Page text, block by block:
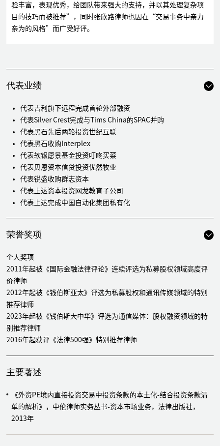
验丰富，表现优秀，给团队带来强大的支持，并以其处理复杂项
目的技巧而被推荐”，同时张欣路律师也因在“交易事务中亲力
亲为的风格”而广受好评。
代表业绩
代表吉利旗下远程完成首轮外部融资
代表Silver Crest完成与Tims China的SPAC并购
代表黑石先后两轮投资世纪互联
代表黑石收购Interplex
代表软银愿景基金投资叮咚买菜
代表贝恩资本信贷投资优然牧业
代表锐盛收购群志资本
代表上达资本投资网龙教育子公司
代表上达完成中国自动化集团私有化
代表华平和祥峰先后两轮投资摩拜单车
代表中国太平投资京东金融
代表马来西亚国库控股投资菜鸟网络
代表全国社保基金投资蚂蚁金服
代表远东宏信投资易宝集团
代表迅雷完成E轮融资
代表锐盛上市前投资原生态牧业
代表祥峰投资91无线并最终出售给百度
代表海润影视进行人民币私募融资
代表崇德基金投资一化控股，并作为发行人中国律师为一化控股
香港上市提供法律服务
体纽交所上市提供法律服务
代表崇德基金和德国高仪投资中宇卫浴
代表IDG和Infiniti投资德信无线
荣誉奖项
个人奖项
2011年起被《国际金融法律评论》连续评选为私募股权领域高度评
价律师
2012年起被《钱伯斯亚太》评选为私募股权和通讯传媒领域的特别
推荐律师
2023年起被《钱伯斯大中华》评选为通信媒体：股权融资领域的特
别推荐律师
2016年起获评《法律500强》特别推荐律师
主要著述
《外资PE境内直接投资交易中投资条款的本土化-结合投资条款清
单的解析》，中伦律师实务丛书-资本市场业务，法律出版社，
2013年